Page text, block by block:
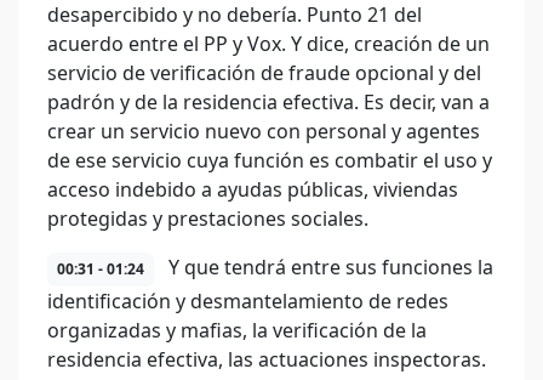
desapercibido y no debería. Punto 21 del
acuerdo entre el PP y Vox. Y dice, creación de un
servicio de verificación de fraude opcional y del
padrón y de la residencia efectiva. Es decir, van a
crear un servicio nuevo con personal y agentes
de ese servicio cuya función es combatir el uso y
acceso indebido a ayudas públicas, viviendas
protegidas y prestaciones sociales.
00:31 - 01:24
Y que tendrá entre sus funciones la
identificación y desmantelamiento de redes
organizadas y mafias, la verificación de la
residencia efectiva, las actuaciones inspectoras.